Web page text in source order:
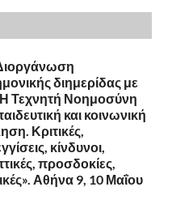
διημερίδας με
Τεχνητή Νοημοσύνη
και κοινωνική
Κριτικές,
κίνδυνοι,
προσδοκίες,
Αθήνα 9, 10 Μαΐου